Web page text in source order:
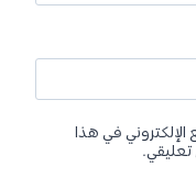
الإلكتروني في هذا
تعليقي.